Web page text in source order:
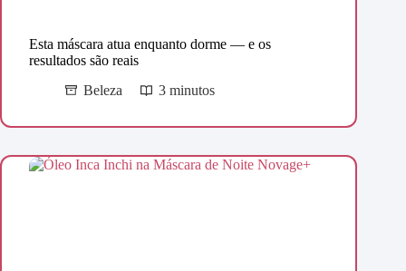
Esta máscara atua enquanto dorme — e os
resultados são reais
Beleza
3 minutos